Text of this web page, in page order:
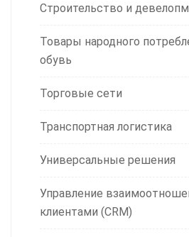
Строительство и
Товары народного
обувь
Торговые сети
Транспортная логистика
Универсальные решения
Управление
клиентами (CRM)